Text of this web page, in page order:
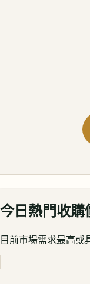
今日熱門收購
目前市場需求最高或